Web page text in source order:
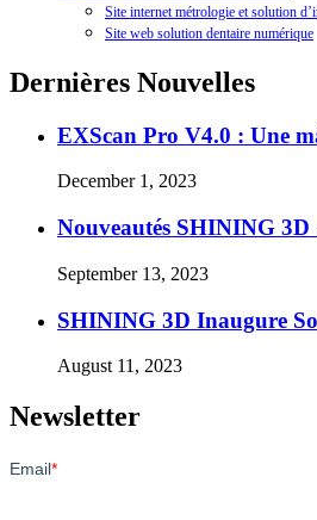
Site internet métrologie et solution
Site web solution dentaire numérique
Dernières Nouvelles
EXScan Pro V4.0 : Une
December 1, 2023
Nouveautés SHINING
September 13, 2023
SHINING 3D Inaugure
August 11, 2023
Newsletter